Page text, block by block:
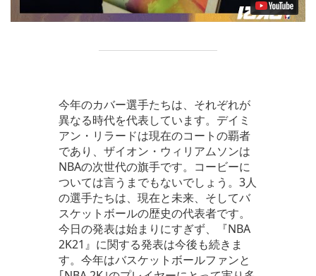
今年のカバー選手たちは、それぞれが
異なる時代を代表しています。デイミ
アン・リラードは現在のコートの覇者
であり、ザイオン・ウィリアムソンは
NBAの次世代の旗手です。コービーに
ついては言うまでもないでしょう。3人
の選手たちは、現在と未来、そしてバ
スケットボールの歴史の代表者です。
今日の発表は始まりにすぎず、『NBA
2K21』に関する発表は今後も続きま
す。今年はバスケットボールファンと